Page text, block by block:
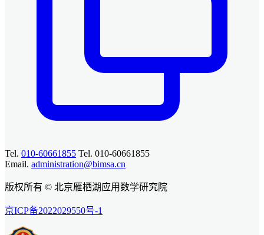
Tel. 010-60661855 Tel. 010-60661855
Email. administration@bimsa.cn
版权所有 © 北京雁栖湖应用数学研究院
京ICP备2022029550号-1